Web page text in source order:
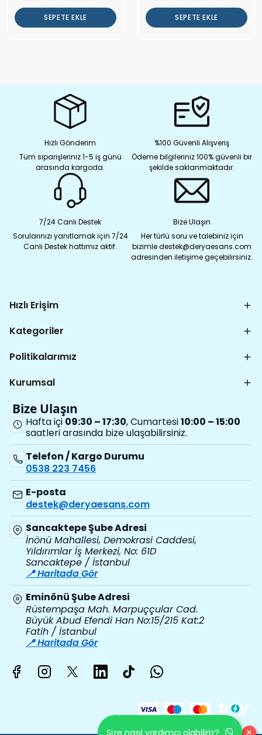
SEPETE EKLE SEPETE EKLE
Hızlı Gönderim
Tüm siparişleriniz 1-5 iş günü
arasında kargoda.
%100 Güvenli Alışveriş
Ödeme bilgileriniz 100% güvenli bir
şekilde saklanmaktadır.
7/24 Canlı Destek
Sorularınızı yanıtlamak için 7/24
Canlı Destek hattımız aktif.
Bize Ulaşın
Her türlü soru ve talebiniz için
bizimle destek@deryaesans.com
adresinden iletişime geçebilirsiniz.
Hızlı Erişim
Kategoriler
Politikalarımız
Kurumsal
Bize Ulaşın
Hafta içi 09:30 – 17:30, Cumartesi10:00 – 15:00
saatleri arasında bize ulaşabilirsiniz.
Telefon / Kargo Durumu
0538 223 7456
E-posta
destek@deryaesans.com
Sancaktepe Şube Adresi
İnönü Mahallesi, Demokrasi Caddesi,
Yıldırımlar İş Merkezi, No: 61D
Sancaktepe / İstanbul
📍 Haritada Gör
Eminönü Şube Adresi
Rüstempaşa Mah. Marpuççular Cad.
Büyük Abud Efendi Han No:15/215 Kat:2
Fatih / İstanbul
📍 Haritada Gör
Size nasıl yardımcı olabiliriz?